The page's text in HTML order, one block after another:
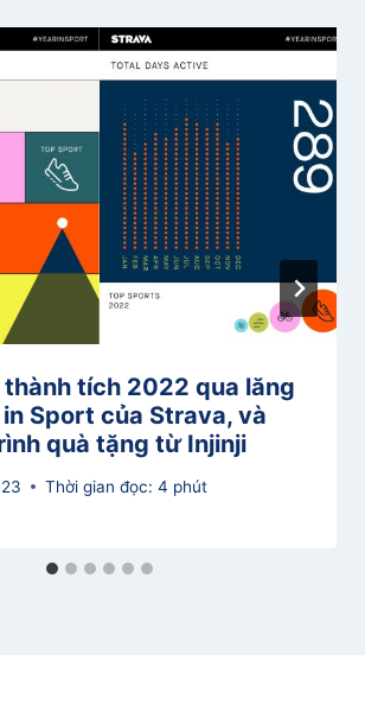
tích 2022 qua lăng
Sport của Strava, và
quà tặng từ Injinji
Thời gian đọc: 4 phút